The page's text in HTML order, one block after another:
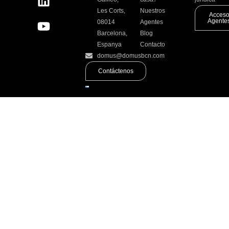
Les Corts,
08014
Barcelona,
Espanya
domus@domusbcn.com
Contáctenos
Nuestros
Agentes
Blog
Contacto
Acceso